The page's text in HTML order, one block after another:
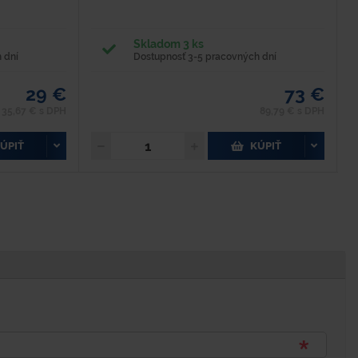
dní
29 €
Skladom 3 ks
Dostupnosť 3-5 pracovných dní
73 €
KÚPIŤ